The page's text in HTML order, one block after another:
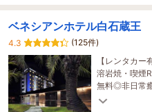
ベネシアンホテル白石蔵王
4.3
(125件)
【レンタカ
溶岩焼・喫煙
無料◎非日常
楽しめて98％